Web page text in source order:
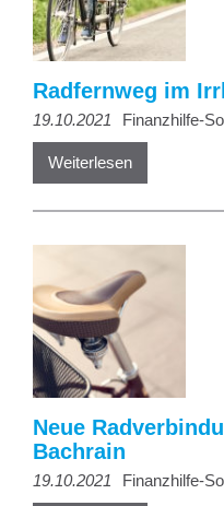
Radfernweg im
19.10.2021 Finanzhilfe-
Weiterlesen
Neue
Bachrain
19.10.2021 Finanzhilfe-